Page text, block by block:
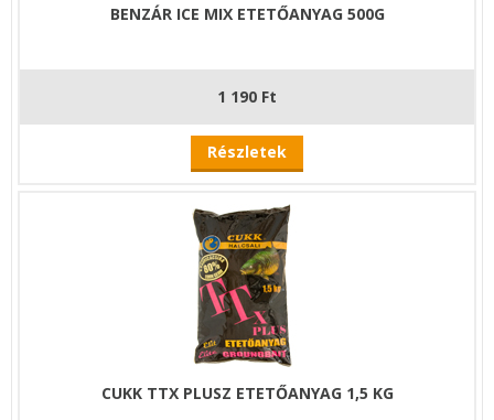
BENZÁR ICE MIX ETETŐANYAG 500G
1 190 Ft
Részletek
CUKK TTX PLUSZ ETETŐANYAG 1,5 KG